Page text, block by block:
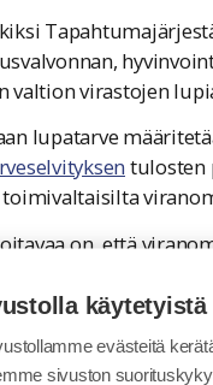
valtion virastojen
lupatarve
tulosten
on, että
käytetyistä
evästeitä
sivuston